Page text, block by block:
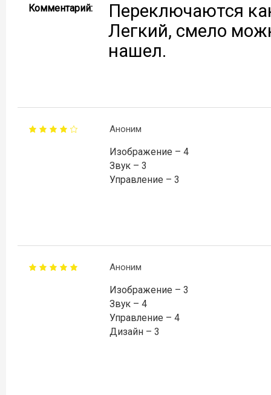
Комментарий:
Переключаются
Легкий, смело
нашел.
Аноним
Изображение – 4
Звук – 3
Управление – 3
Аноним
Изображение – 3
Звук – 4
Управление – 4
Дизайн – 3